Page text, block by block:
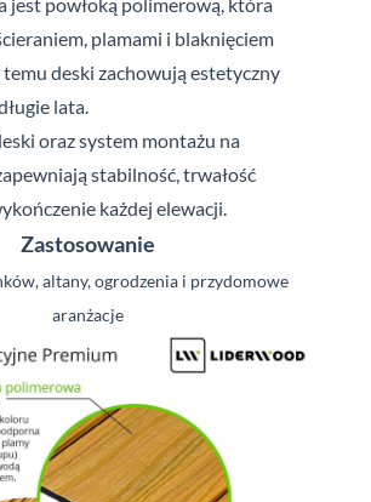
plamami i blaknięciem
deski zachowują estetyczny
lata.
oraz system montażu na
stabilność, trwałość
każdej elewacji.
Zastosowanie
altany, ogrodzenia i przydomowe
aranżacje